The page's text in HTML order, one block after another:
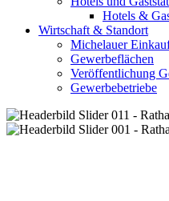
Hotels &
Wirtschaft & Standort
Michelauer
Gewerbeflächen
Veröffentlichung
Gewerbebetriebe